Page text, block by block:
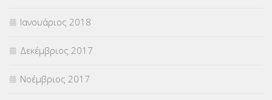
Ιανουάριος 2018
Δεκέμβριος 2017
Νοέμβριος 2017